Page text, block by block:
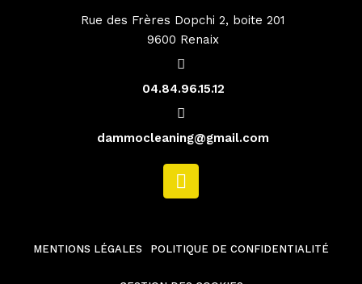
Rue des Frères Dopchi 2, boite 201
9600 Renaix
04.84.96.15.12
dammocleaning@gmail.com
MENTIONS LÉGALES POLITIQUE DE CONFIDENTIALITÉ